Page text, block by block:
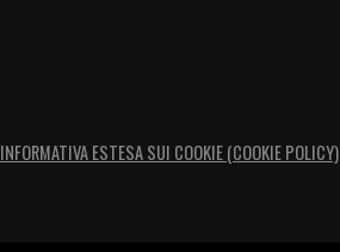
INFORMATIVA ESTESA SUI COOKIE (COOKIE POLICY)